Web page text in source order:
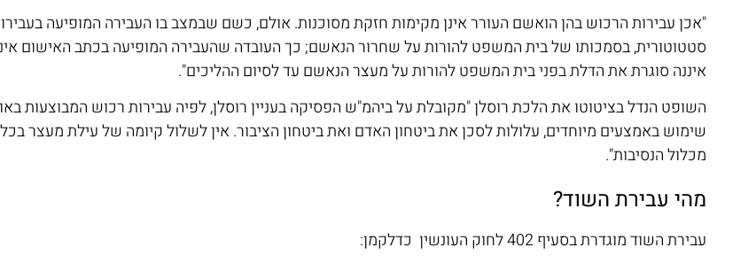
"אכן עבירות הרכוש בהן הואשם העורר אינן מקימות חזקת מסוכנות. אולם, כשם שבמצב בו העבירה המופיעה
סטטוטורית, בסמכותו של בית המשפט להורות על שחרור הנאשם; כך העובדה שהעבירה המופיעה בכתב האישום
איננה סוגרת את הדלת בפני בית המשפט להורות על מעצר הנאשם עד לסיום ההליכים".
השופט הנדל בציטוטו את הלכת רוסלן "מקובלת על ביהמ"ש הפסיקה בעניין רוסלן, לפיה עבירות רכוש המבוצעות
שימוש באמצעים מיוחדים, עלולות לסכן את ביטחון האדם ואת ביטחון הציבור. אין לשלול קיומה של עילת מעצר
מכלול הנסיבות".
מהי עבירת השוד?
עבירת השוד מוגדרת בסעיף 402 לחוק העונשין כדלקמן: